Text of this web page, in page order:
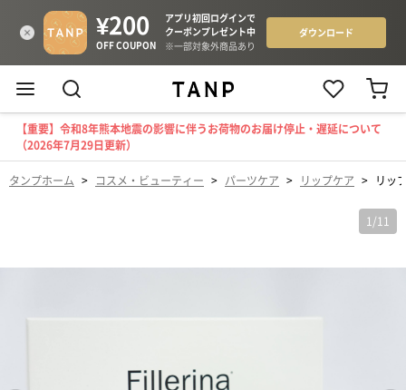
【重要】令和8年熊本地震の影響に伴うお荷物のお届け停止・遅延について
（2026年7月29日更新）
タンプホーム > コスメ・ビューティー > パーツケア > リップケア > リッ
1 /11